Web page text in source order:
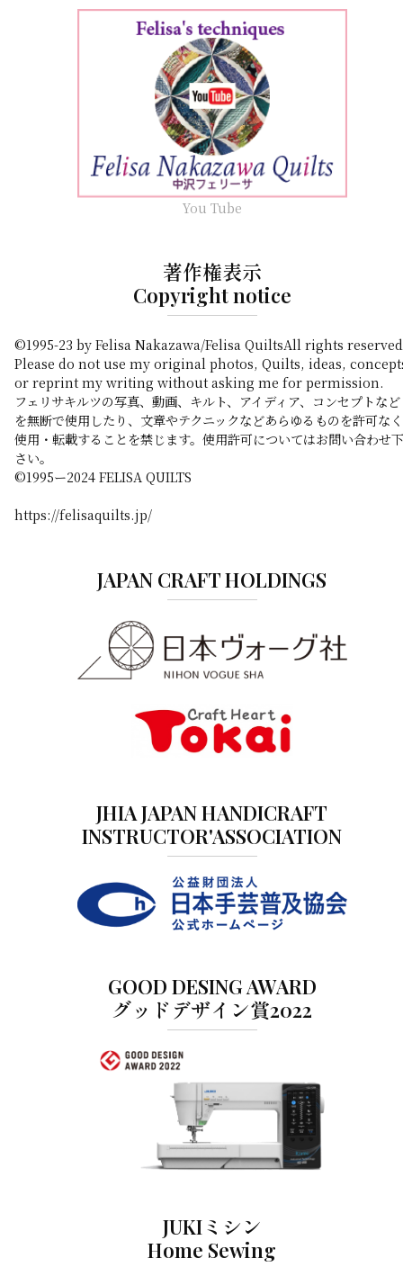
You Tube
著作権表示
Copyright notice
©1995-23 by Felisa Nakazawa/Felisa QuiltsAll rights
Please do not use my original photos, Quilts, ideas,
or reprint my writing without asking me for permission.
フェリサキルツの写真、動画、キルト、アイディア、コンセプトなど
を無断で使用したり、文章やテクニックなどあらゆるものを許可なく
使用・転載することを禁じます。使用許可についてはお問い合わせ下
さい。
©️1995ー2024 FELISA QUILTS
https://felisaquilts.jp/
JAPAN CRAFT HOLDINGS
JHIA JAPAN HANDICRAFT
INSTRUCTOR'ASSOCIATION
GOOD DESING AWARD
グッドデザイン賞2022
JUKIミシン
Home Sewing